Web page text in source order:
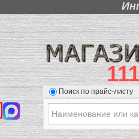
Поиск по прайс-листу